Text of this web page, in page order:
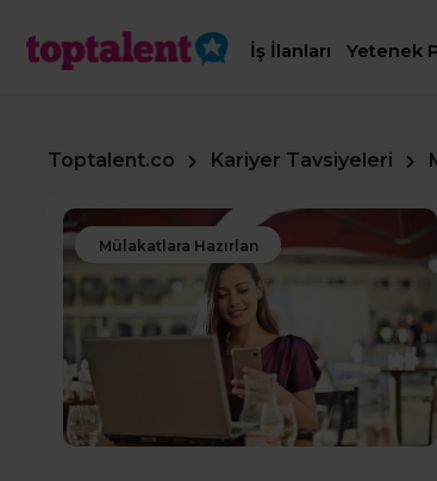
İş İlanları Yetenek
Toptalent.co Kariyer Tavsiyeleri
Mülakatlara Hazırlan